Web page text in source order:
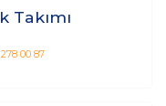
Takımı
00 87